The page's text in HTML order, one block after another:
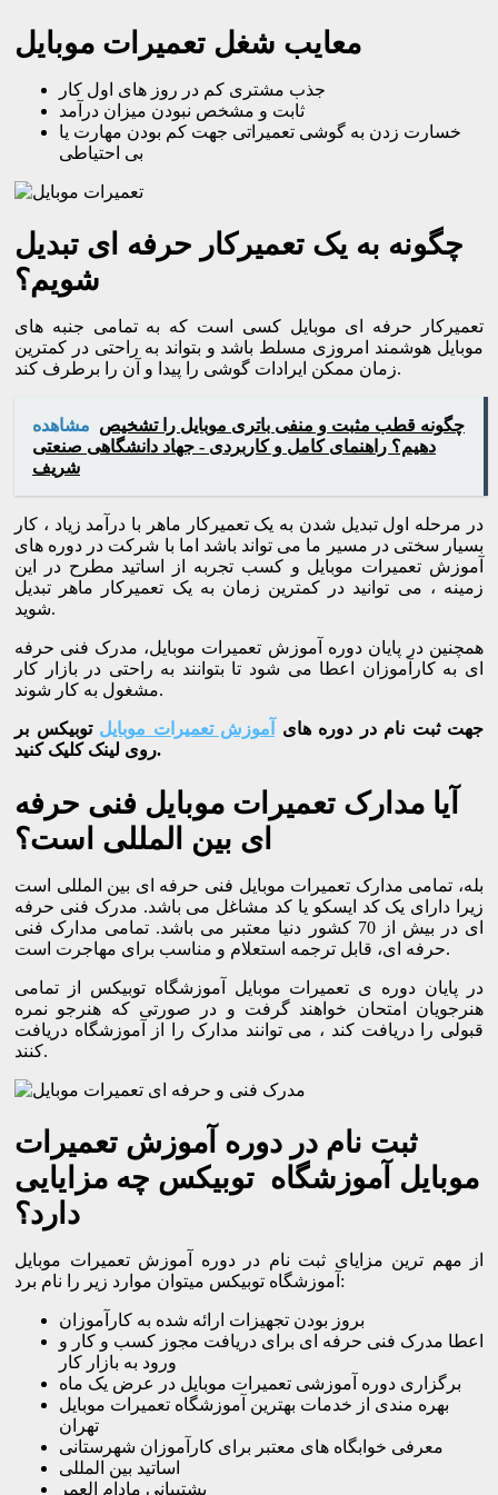
معایب شغل تعمیرات موبایل
جذب مشتری کم در روز های اول کار
ثابت و مشخص نبودن میزان درآمد
خسارت زدن به گوشی تعمیراتی جهت کم بودن مهارت یا
بی احتیاطی
چگونه به یک تعمیرکار حرفه ای تبدیل
شویم؟
تعمیرکار حرفه ای موبایل کسی است که به تمامی جنبه های
موبایل هوشمند امروزی مسلط باشد و بتواند به راحتی در کمترین
زمان ممکن ایرادات گوشی را پیدا و آن را برطرف کند.
مشاهده چگونه قطب مثبت و منفی باتری موبایل را تشخیص
دهیم؟ راهنمای کامل و کاربردی - جهاد دانشگاهی صنعتی
شریف
در مرحله اول تبدیل شدن به یک تعمیرکار ماهر با درآمد زیاد ، کار
بسیار سختی در مسیر ما می تواند باشد اما با شرکت در دوره های
آموزش تعمیرات موبایل و کسب تجربه از اساتید مطرح در این
زمینه ، می توانید در کمترین زمان به یک تعمیرکار ماهر تبدیل
شوید.
همچنین در پایان دوره آموزش تعمیرات موبایل، مدرک فنی حرفه
ای به کارآموزان اعطا می شود تا بتوانند به راحتی در بازار کار
مشغول به کار شوند.
جهت ثبت نام در دوره های آموزش تعمیرات موبایل توبیکس بر
روی لینک کلیک کنید.
آیا مدارک تعمیرات موبایل فنی حرفه
ای بین المللی است؟
بله، تمامی مدارک تعمیرات موبایل فنی حرفه ای بین المللی است
زیرا دارای یک کد ایسکو یا کد مشاغل می باشد. مدرک فنی حرفه
ای در بیش از 70 کشور دنیا معتبر می باشد. تمامی مدارک فنی
حرفه ای، قابل ترجمه استعلام و مناسب برای مهاجرت است.
در پایان دوره ی تعمیرات موبایل آموزشگاه توبیکس از تمامی
هنرجویان امتحان خواهند گرفت و در صورتی که هنرجو نمره
قبولی را دریافت کند ، می توانند مدارک را از آموزشگاه دریافت
کنند.
ثبت نام در دوره آموزش تعمیرات
موبایل آموزشگاه توبیکس چه مزایایی
دارد؟
از مهم ترین مزایای ثبت نام در دوره آموزش تعمیرات موبایل
آموزشگاه توبیکس میتوان موارد زیر را نام برد:
بروز بودن تجهیزات ارائه شده به کارآموزان
اعطا مدرک فنی حرفه ای برای دریافت مجوز کسب و کار و
ورود به بازار کار
برگزاری دوره آموزشی تعمیرات موبایل در عرض یک ماه
بهره مندی از خدمات بهترین آموزشگاه تعمیرات موبایل
تهران
معرفی خوابگاه های معتبر برای کارآموزان شهرستانی
اساتید بین المللی
پشتیبانی مادام العمر